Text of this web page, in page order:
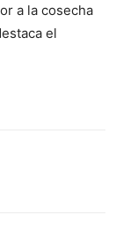
a la cosecha
el